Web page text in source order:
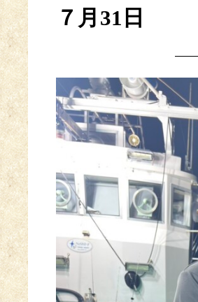
７月31日